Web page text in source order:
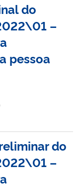
do
–
pessoa
do
–